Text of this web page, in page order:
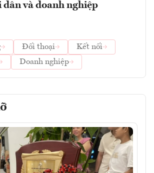
dân và doanh nghiệp
Đối thoại
Kết nối
Doanh nghiệp